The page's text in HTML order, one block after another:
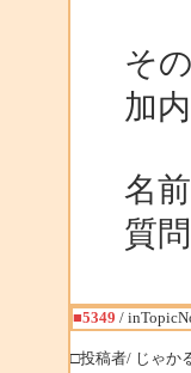
そ
加
名
質
■5349 /
□投稿者/ じゃか